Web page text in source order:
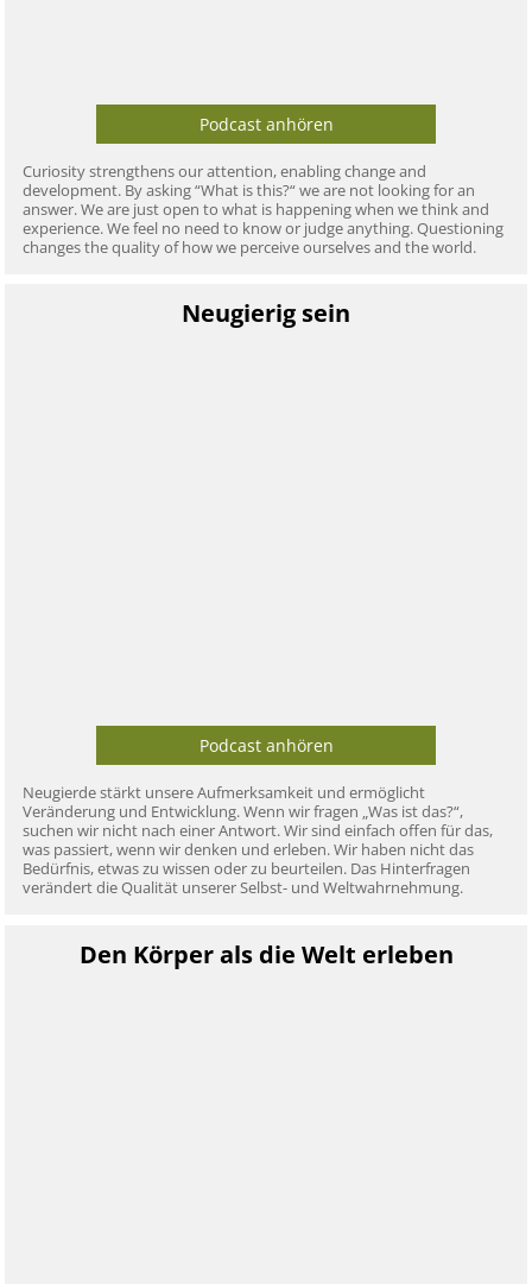
Podcast anhören
Curiosity strengthens our attention, enabling change and
development. By asking “What is this?“ we are not looking for an
answer. We are just open to what is happening when we think and
experience. We feel no need to know or judge anything. Questioning
changes the quality of how we perceive ourselves and the world.
Neugierig sein
Podcast anhören
Neugierde stärkt unsere Aufmerksamkeit und ermöglicht
Veränderung und Entwicklung. Wenn wir fragen „Was ist das?“,
suchen wir nicht nach einer Antwort. Wir sind einfach offen für das,
was passiert, wenn wir denken und erleben. Wir haben nicht das
Bedürfnis, etwas zu wissen oder zu beurteilen. Das Hinterfragen
verändert die Qualität unserer Selbst- und Weltwahrnehmung.
Den Körper als die Welt erleben